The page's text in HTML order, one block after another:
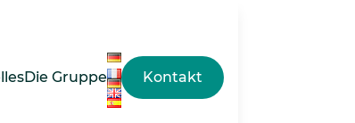
Die Gruppe Kontakt